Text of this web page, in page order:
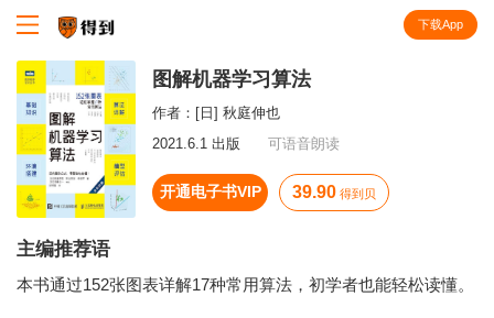
下载App
图解机器学习算法
作者： [日] 秋庭伸也
2021.6.1 出版
可语音朗读
开通电子书VIP 39.90 得到贝
主编推荐语
本书通过152张图表详解17种常用算法，初学者也能轻松读懂。